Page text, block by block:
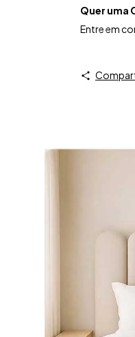
Quer uma
Entre em